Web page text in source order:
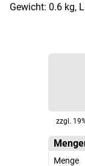
Gewicht: 0.6 kg,
zzgl.
Menge